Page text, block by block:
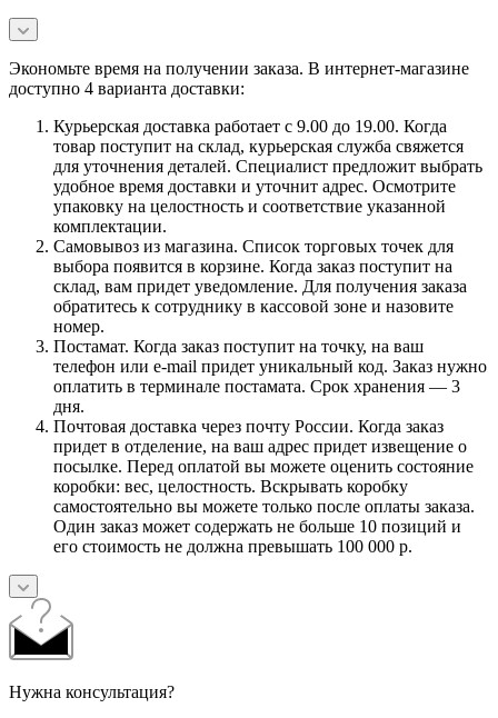
Экономьте время на получении заказа. В интернет-магазине
доступно 4 варианта доставки:
Курьерская доставка работает с 9.00 до 19.00. Когда
товар поступит на склад, курьерская служба свяжется
для уточнения деталей. Специалист предложит выбрать
удобное время доставки и уточнит адрес. Осмотрите
упаковку на целостность и соответствие указанной
комплектации.
Самовывоз из магазина. Список торговых точек для
выбора появится в корзине. Когда заказ поступит на
склад, вам придет уведомление. Для получения заказа
обратитесь к сотруднику в кассовой зоне и назовите
номер.
Постамат. Когда заказ поступит на точку, на ваш
телефон или e-mail придет уникальный код. Заказ нужно
оплатить в терминале постамата. Срок хранения — 3
дня.
Почтовая доставка через почту России. Когда заказ
придет в отделение, на ваш адрес придет извещение о
посылке. Перед оплатой вы можете оценить состояние
коробки: вес, целостность. Вскрывать коробку
самостоятельно вы можете только после оплаты заказа.
Один заказ может содержать не больше 10 позиций и
его стоимость не должна превышать 100 000 р.
Нужна консультация?